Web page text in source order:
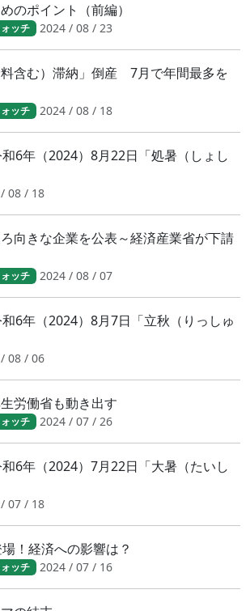
のポイント（前編）
ッチ 2024 / 08 / 23
料含む）滞納」倒産 7月で年間最多を
ッチ 2024 / 08 / 18
6年（2024）8月22日「処暑（しょし
08 / 18
向きな企業を公表～経済産業省が下請
ッチ 2024 / 08 / 07
6年（2024）8月7日「立秋（りっしゅ
08 / 06
労働省も動き出す
ッチ 2024 / 07 / 26
6年（2024）7月22日「大暑（たいし
07 / 18
！経済への影響は？
ッチ 2024 / 07 / 16